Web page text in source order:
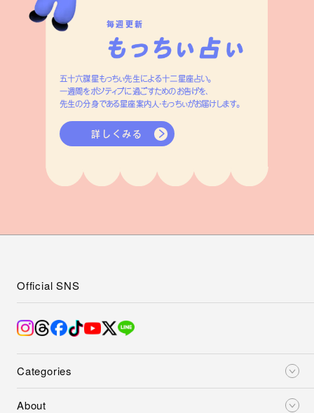
毎週更新
五十六謀星もっちぃ先生による十二星座占い。
一週間をポジティブに過ごすためのお告げを、
先生の分身である星座案内人・もっちぃがお届けします。
詳しくみる
Categories
About
Official SNS